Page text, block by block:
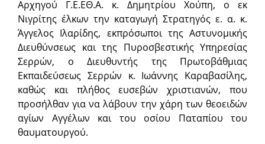
Αρχηγού Γ.Ε.ΕΘ.Α. κ. Δημητρίου Χούπη, ο εκ
Νιγρίτης έλκων την καταγωγή Στρατηγός ε. α. κ.
Άγγελος Ιλαρίδης, εκπρόσωποι της Αστυνομικής
Διευθύνσεως και της Πυροσβεστικής Υπηρεσίας
Σερρών, ο Διευθυντής της Πρωτοβάθμιας
Εκπαιδεύσεως Σερρών κ. Ιωάννης Καραβασίλης,
καθώς και πλήθος ευσεβών χριστιανών, που
προσήλθαν για να λάβουν την χάρη των θεοειδών
αγίων Αγγέλων και του οσίου Παταπίου του
θαυματουργού.